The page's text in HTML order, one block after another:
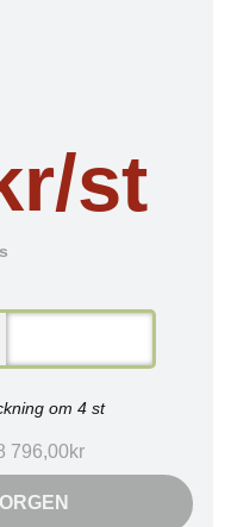
st
om 4 st
796,00kr